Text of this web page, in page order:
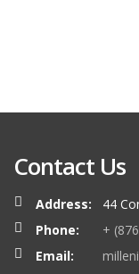
Contact Us
Address:
44
Phone:
+
Email: